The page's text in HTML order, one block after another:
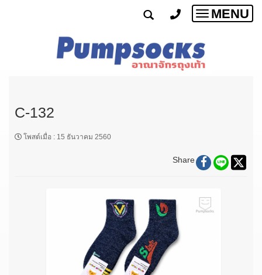
Toggle
MENU
C-132
โพสต์เมื่อ : 15 ธันวาคม 2560
Share